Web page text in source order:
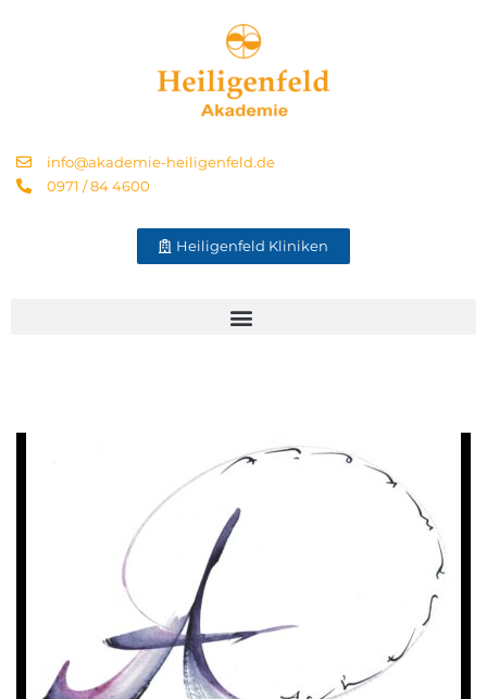
info@akademie-heiligenfeld.de
0971 / 84 4600
Heiligenfeld Kliniken